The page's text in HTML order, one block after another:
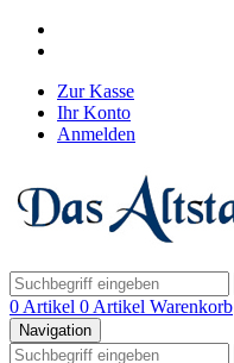
Zur Kasse
Ihr Konto
Anmelden
0 Artikel 0 Artikel Warenkorb
Navigation